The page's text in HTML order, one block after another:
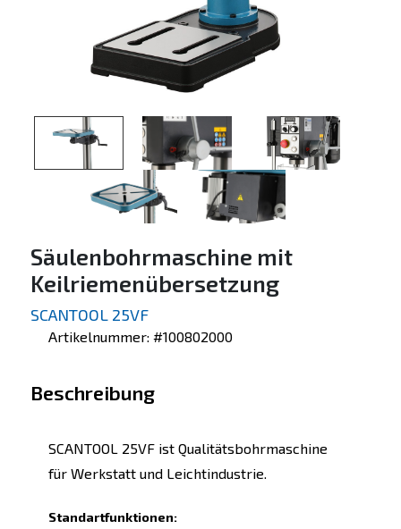
Säulenbohrmaschine mit
Keilriemenübersetzung
SCANTOOL 25VF
Artikelnummer: #100802000
Beschreibung
SCANTOOL 25VF ist Qualitätsbohrmaschine
für Werkstatt und Leichtindustrie.
Standartfunktionen: